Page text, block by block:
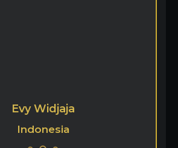
Evy Widjaja
Indonesia